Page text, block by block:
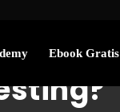
Ebook Gratis